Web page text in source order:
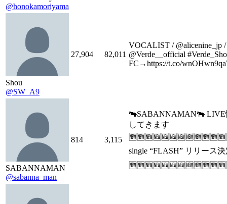
@honokamoriyama
Shou
@SW_A9
27,904 82,011
VOCALIST / @alicenine_jp
@Verde__official
FC→https://t.co/
SABANNAMAN
@sabanna_man
814 3,115
🐃SABANNAMAN🐃
してきます
single “FLASH” リリース決